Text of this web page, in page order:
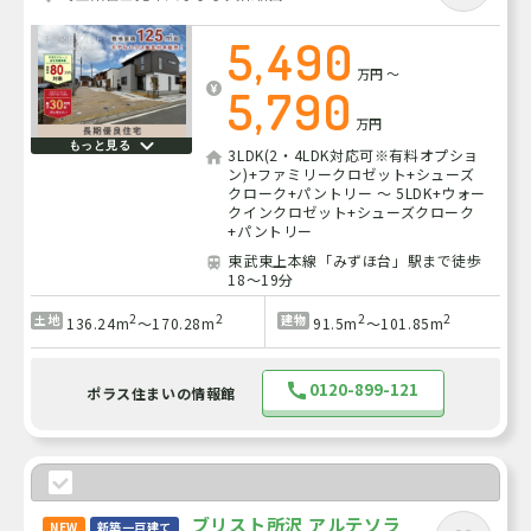
もっと見る
5,490 万円～
5,790 万円
3LDK(2・4LDK対応可※有料オプショ
ン)+ファミリークロゼット+シューズ
クローク+パントリー ～ 5LDK+ウォー
クインクロゼット+シューズクローク
+パントリー
東武東上本線「みずほ台」駅まで徒歩
18～19分
土地 136.24m2～170.28m2 建物 91.5m2～101.85m2
ポラス住まいの情報館 0120-899-121
NEW 新築一戸建て ブリスト所沢 アルテソラ